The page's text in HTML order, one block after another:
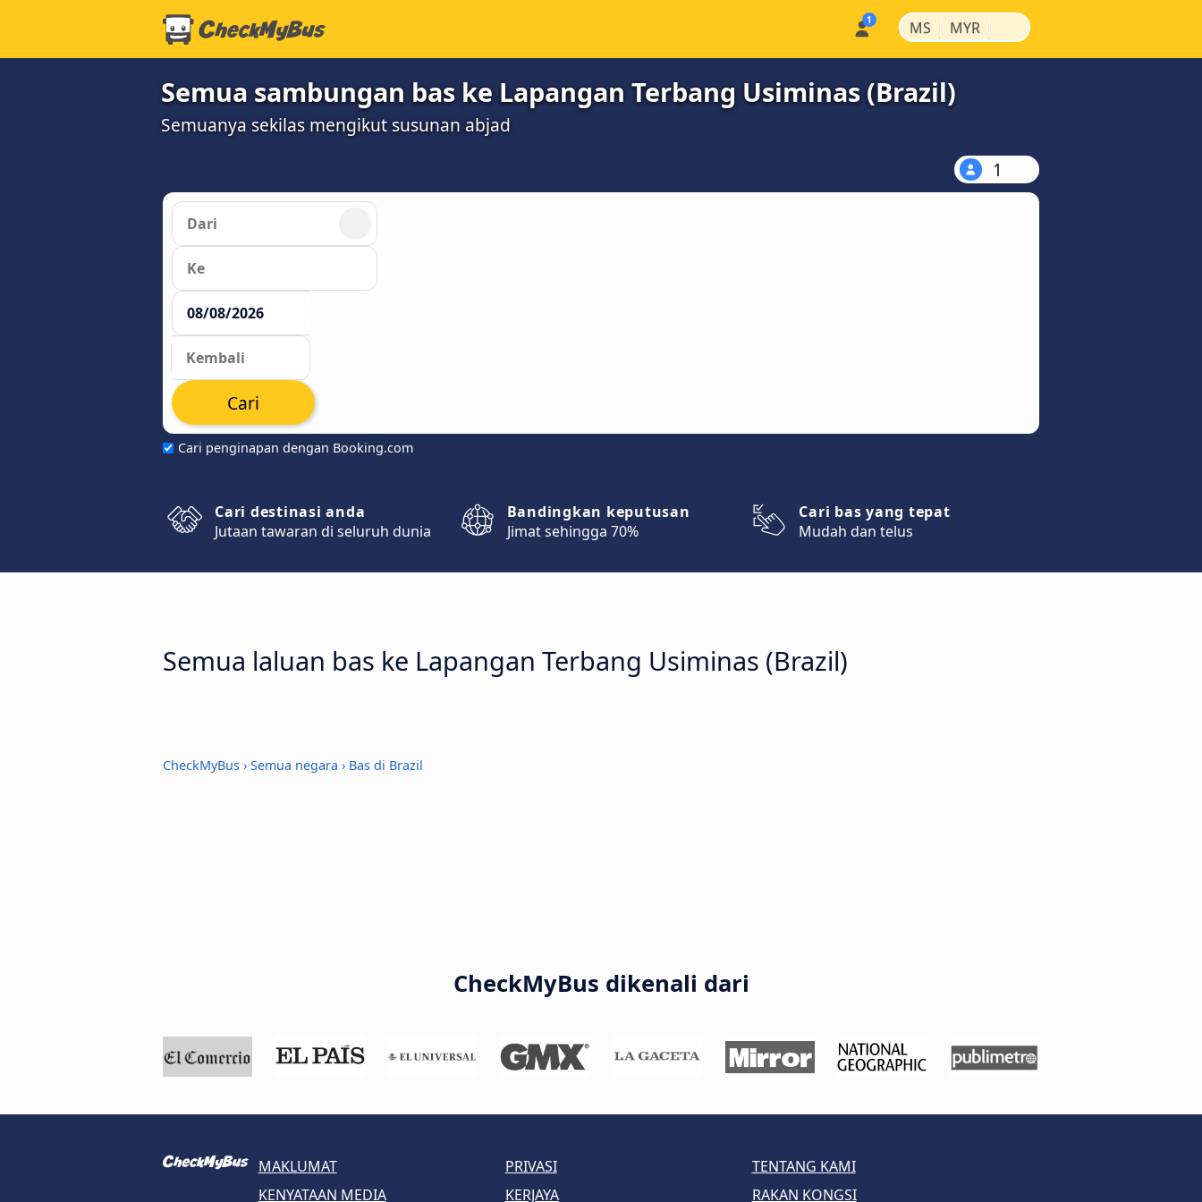
MS | MYR |
Semua sambungan bas ke Lapangan Terbang Usiminas (Brazil)
Semuanya sekilas mengikut susunan abjad
1
Cari penginapan dengan Booking.com
Cari
Cari destinasi anda
Jutaan tawaran di seluruh dunia
Bandingkan keputusan
Jimat sehingga 70%
Cari bas yang tepat
Mudah dan telus
Semua laluan bas ke Lapangan Terbang Usiminas (Brazil)
CheckMyBus › Semua negara › Bas di Brazil
CheckMyBus dikenali dari
MAKLUMAT PRIVASI
TENTANG KAMI
KENYATAAN MEDIA
KERJAYA RAKAN KONGSI